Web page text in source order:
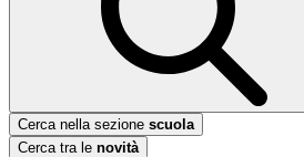
Cerca nella sezione scuola
Cerca tra le novità